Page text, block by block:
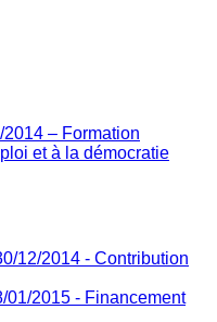
– Formation
et à la démocratie
12/2014 - Contribution
01/2015 - Financement